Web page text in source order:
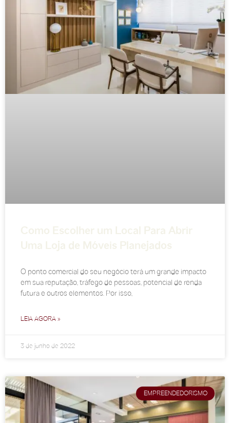
Como Escolher um Local Para Abrir
Uma Loja de Móveis Planejados
O ponto comercial do seu negócio terá um grande impacto
em sua reputação, tráfego de pessoas, potencial de renda
futura e outros elementos. Por isso,
LEIA AGORA »
3 de junho de 2022
EMPREENDEDORISMO